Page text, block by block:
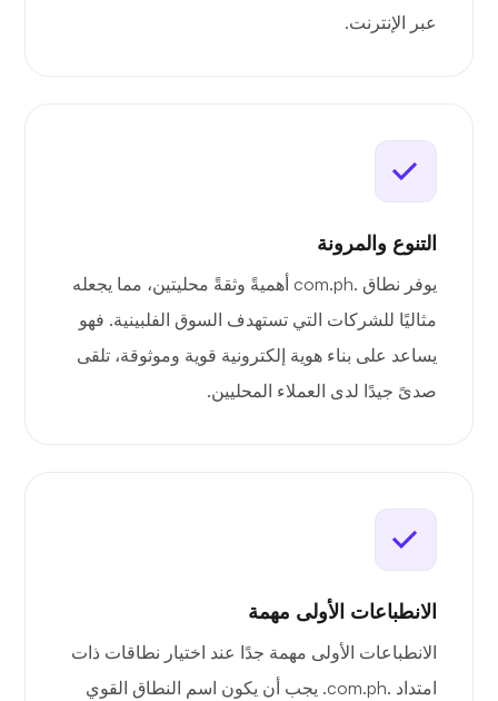
عبر الإنترنت.
التنوع والمرونة
يوفر نطاق .com.ph أهميةً وثقةً محليتين، مما يجعله
مثاليًا للشركات التي تستهدف السوق الفلبينية. فهو
يساعد على بناء هوية إلكترونية قوية وموثوقة، تلقى
صدىً جيدًا لدى العملاء المحليين.
الانطباعات الأولى مهمة
الانطباعات الأولى مهمة جدًا عند اختيار نطاقات ذات
امتداد .com.ph. يجب أن يكون اسم النطاق القوي